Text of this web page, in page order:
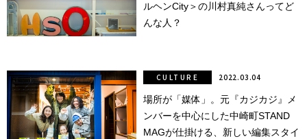
バファ
ズのキ
ャップ
銭湯
ルヘンCity＞の川村真純さんってど
んな人？
場所が「媒体」。元『カジカジ』メ
ンバーを中心にした中崎町STAND
MAGが仕掛ける、新しい編集スタイ
CULTURE 2022.03.04